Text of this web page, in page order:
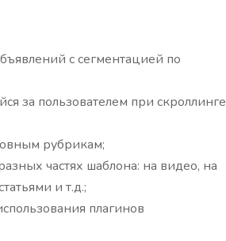
с сегментацией по
за пользователем при скроллинге
рубрикам;
частях шаблона: на видео, на
и т.д.;
плагинов